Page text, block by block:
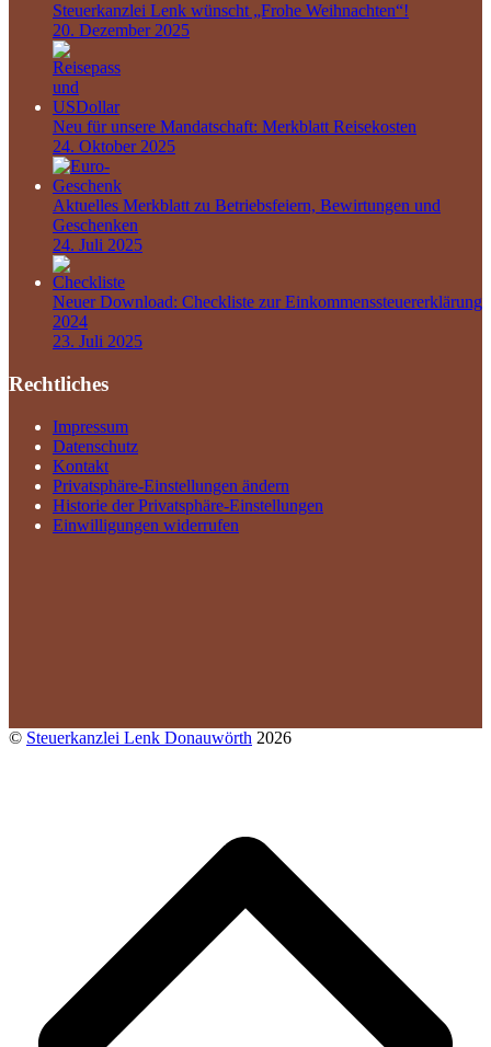
Steuerkanzlei Lenk wünscht „Frohe Weihnachten“!
20. Dezember 2025
Neu für unsere Mandatschaft: Merkblatt Reisekosten
24. Oktober 2025
Aktuelles Merkblatt zu Betriebsfeiern, Bewirtungen und
Geschenken
24. Juli 2025
Neuer Download: Checkliste zur Einkommenssteuererklärung
2024
23. Juli 2025
Rechtliches
Impressum
Datenschutz
Kontakt
Privatsphäre-Einstellungen ändern
Historie der Privatsphäre-Einstellungen
Einwilligungen widerrufen
© Steuerkanzlei Lenk Donauwörth 2026